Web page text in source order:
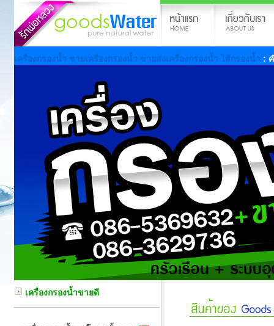
เครื่องกรองน้ำ ขายเครื่องกรองน้ำ ขายส่งเครื่องกรองน้ำ ไส้กรองน้ำ :
เครื่องกรองน้ำขายดี